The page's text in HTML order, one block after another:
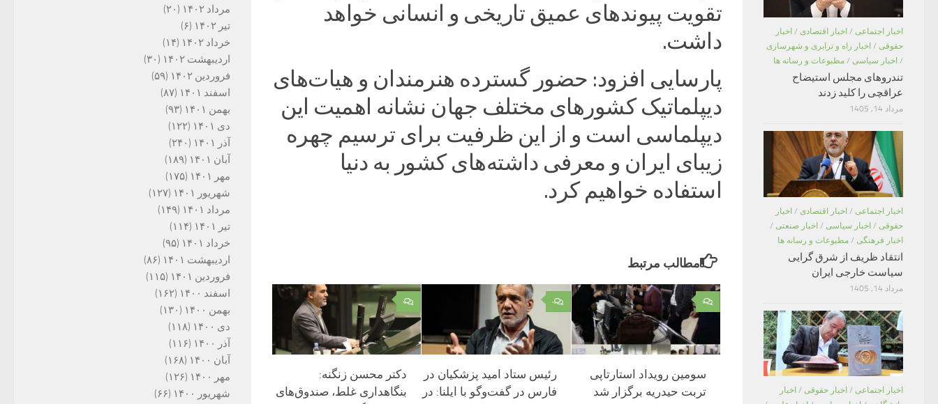
تقویت پیوندهای عمیق تاریخی و انسانی خواهد
داشت.
پارسایی افزود: حضور گسترده هنرمندان و هیات‌های
دیپلماتیک کشورهای مختلف جهان نشانه اهمیت این
دیپلماسی است و از این ظرفیت برای ترسیم چهره
زیبای ایران و معرفی داشته‌های کشور به دنیا
استفاده خواهیم کرد.
مطالب مرتبط
۰
دکتر محسن زنگنه:
بنگاهداری غلط، صندوق‌های
۰
رئیس ستاد امید پزشکیان در
فارس در گفت‌وگو با ایلنا: در
۰
سومین رویداد استارتاپی
تربت حیدریه برگزار شد
مرداد ۱۴۰۲
(۲۰)
تیر ۱۴۰۲
(۶)
خرداد ۱۴۰۲
(۱۴)
اردیبهشت ۱۴۰۲
(۳۰)
فروردین ۱۴۰۲
(۵۹)
اسفند ۱۴۰۱
(۸۷)
بهمن ۱۴۰۱
(۹۳)
دی ۱۴۰۱
(۱۲۲)
آذر ۱۴۰۱
(۲۴۰)
آبان ۱۴۰۱
(۱۸۹)
مهر ۱۴۰۱
(۱۷۵)
شهریور ۱۴۰۱
(۱۲۷)
مرداد ۱۴۰۱
(۱۴۹)
تیر ۱۴۰۱
(۱۱۴)
خرداد ۱۴۰۱
(۹۵)
اردیبهشت ۱۴۰۱
(۸۶)
فروردین ۱۴۰۱
(۱۱۵)
اسفند ۱۴۰۰
(۱۶۲)
بهمن ۱۴۰۰
(۱۳۰)
دی ۱۴۰۰
(۱۱۸)
آذر ۱۴۰۰
(۱۱۶)
آبان ۱۴۰۰
(۱۶۸)
مهر ۱۴۰۰
(۱۲۶)
شهریور ۱۴۰۰
(۶۶)
اخبار اجتماعی / اخبار اقتصادی / اخبار
حقوقی / اخبار راه و ترابری و شهرسازی
/ اخبار سیاسی / مطبوعات و رسانه ها
تندروهای مجلس استیضاح
عراقچی را کلید زدند
مرداد 14, 1405
اخبار اجتماعی / اخبار اقتصادی / اخبار
حقوقی / اخبار سیاسی / اخبار صنعتی /
اخبار فرهنگی / مطبوعات و رسانه ها
انتقاد ظریف از شرق گرایی
سیاست خارجی ایران
مرداد 14, 1405
اخبار اجتماعی / اخبار حقوقی / اخبار